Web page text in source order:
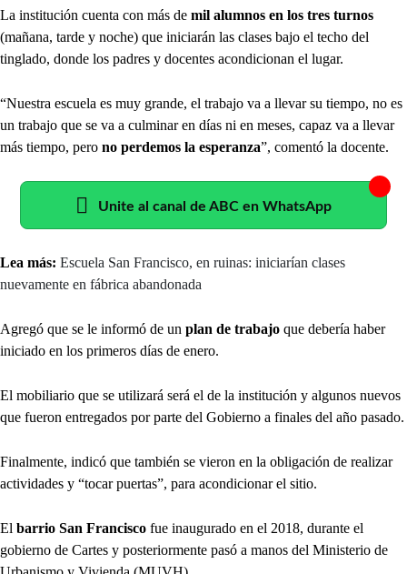
La institución cuenta con más de mil alumnos en los tres turnos
(mañana, tarde y noche) que iniciarán las clases bajo el techo del
tinglado, donde los padres y docentes acondicionan el lugar.
“Nuestra escuela es muy grande, el trabajo va a llevar su tiempo, no es
un trabajo que se va a culminar en días ni en meses, capaz va a llevar
más tiempo, pero no perdemos la esperanza”, comentó la docente.
Unite al canal de ABC en WhatsApp
Lea más: Escuela San Francisco, en ruinas: iniciarían clases
nuevamente en fábrica abandonada
Agregó que se le informó de un plan de trabajo que debería haber
iniciado en los primeros días de enero.
El mobiliario que se utilizará será el de la institución y algunos nuevos
que fueron entregados por parte del Gobierno a finales del año pasado.
Finalmente, indicó que también se vieron en la obligación de realizar
actividades y “tocar puertas”, para acondicionar el sitio.
El barrio San Francisco fue inaugurado en el 2018, durante el
gobierno de Cartes y posteriormente pasó a manos del Ministerio de